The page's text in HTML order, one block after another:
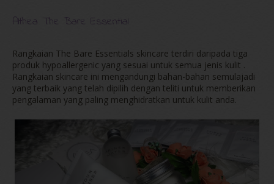
Althea The Bare Essential
Rangkaian The Bare Essentials skincare terdiri daripada tiga
produk hypoallergenic yang sesuai untuk semua jenis kulit .
Rangkaian skincare ini mengandungi bahan-bahan semulajadi
yang terbaik yang telah dipilih dengan teliti untuk memberikan
pengalaman yang paling menghidratkan untuk kulit anda.